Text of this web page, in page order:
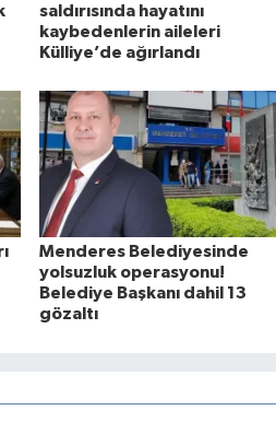
saldırısında hayatını
kaybedenlerin aileleri
Külliye’de ağırlandı
Menderes Belediyesinde
yolsuzluk operasyonu!
Belediye Başkanı dahil 13
gözaltı